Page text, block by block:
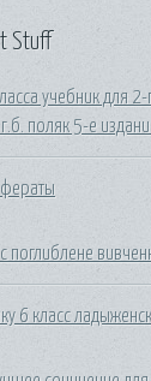
Stuff
учебник для
поляк 5-е
поглиблене
6 класс